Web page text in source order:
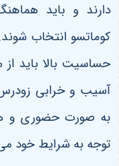
دارند و باید
کوماتسو انتخاب
حساسیت بالا باید از
آسیب و خرابی
به صورت حضوری و
توجه به شرایط خود